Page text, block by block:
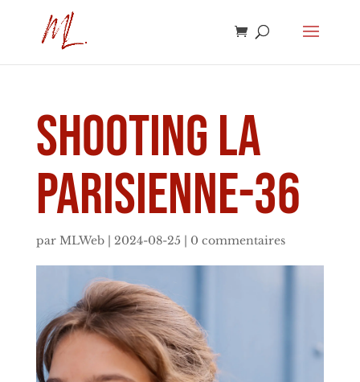
SHooting La
Parisienne-36
par MLWeb| 2024-08-25 | 0 commentaires